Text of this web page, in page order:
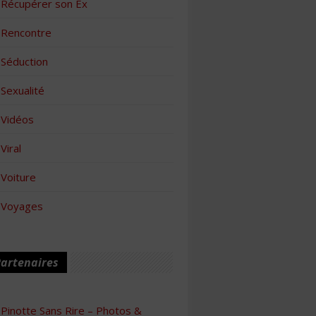
Récupérer son Ex
Rencontre
Séduction
Sexualité
Vidéos
Viral
Voiture
Voyages
Pinotte Sans Rire – Photos &